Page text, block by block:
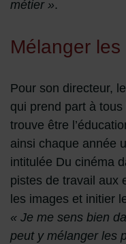
métier ».
Mélanger les
Pour son directeur,
qui prend part à
trouve être
ainsi chaque année
intitulée Du cinéma
pistes de travail aux
les images et initier
« Je me sens bien
peut y mélanger les